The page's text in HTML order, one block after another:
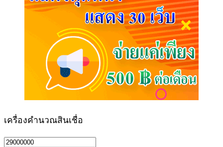
เครื่องคำนวณสินเชื่อ